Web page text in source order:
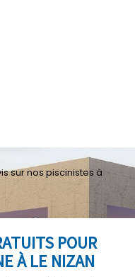
POUR
À LE NIZAN
sur nos piscinistes à